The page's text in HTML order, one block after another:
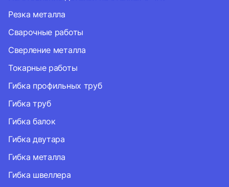
Резка металла
Сварочные работы
Сверление металла
Токарные работы
Гибка профильных труб
Гибка труб
Гибка балок
Гибка двутара
Гибка металла
Гибка швеллера